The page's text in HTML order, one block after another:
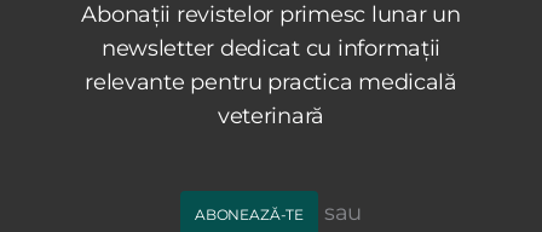
Abonații revistelor primesc lunar un
newsletter dedicat cu informații
relevante pentru practica medicală
veterinară
ABONEAZĂ-TE sau